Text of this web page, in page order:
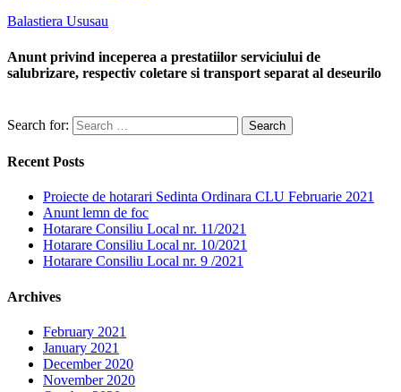
Balastiera Ususau
Anunt privind inceperea a prestatiilor serviciului de
salubrizare, respectiv coletare si transport separat al deseurilo
Search for:
Recent Posts
Proiecte de hotarari Sedinta Ordinara CLU Februarie 2021
Anunt lemn de foc
Hotarare Consiliu Local nr. 11/2021
Hotarare Consiliu Local nr. 10/2021
Hotarare Consiliu Local nr. 9 /2021
Archives
February 2021
January 2021
December 2020
November 2020